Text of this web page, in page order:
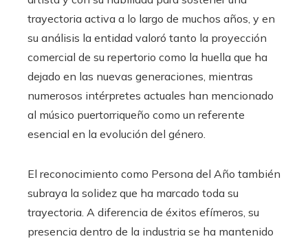
trayectoria activa a lo largo de muchos años, y en
su análisis la entidad valoró tanto la proyección
comercial de su repertorio como la huella que ha
dejado en las nuevas generaciones, mientras
numerosos intérpretes actuales han mencionado
al músico puertorriqueño como un referente
esencial en la evolución del género.
El reconocimiento como Persona del Año también
subraya la solidez que ha marcado toda su
trayectoria. A diferencia de éxitos efímeros, su
presencia dentro de la industria se ha mantenido